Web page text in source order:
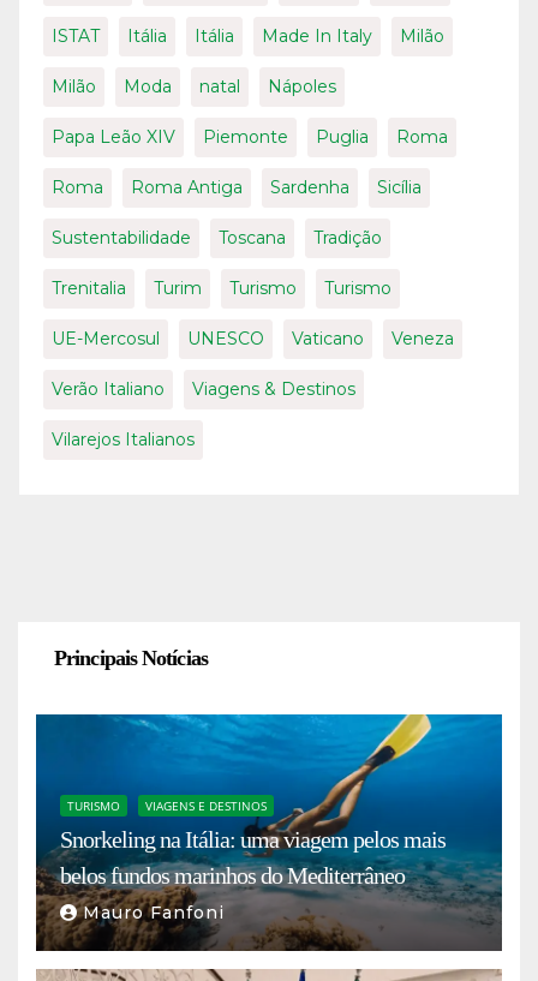
ISTAT Itália Itália Made In Italy Milão
Milão Moda natal Nápoles
Papa Leão XIV Piemonte Puglia Roma
Roma Roma Antiga Sardenha Sicília
Sustentabilidade Toscana Tradição
Trenitalia Turim Turismo Turismo
UE-Mercosul UNESCO Vaticano Veneza
Verão Italiano Viagens & Destinos
Vilarejos Italianos
Principais Notícias
TURISMO VIAGENS E DESTINOS
Snorkeling na Itália: uma viagem pelos mais
belos fundos marinhos do Mediterrâneo
Mauro Fanfoni